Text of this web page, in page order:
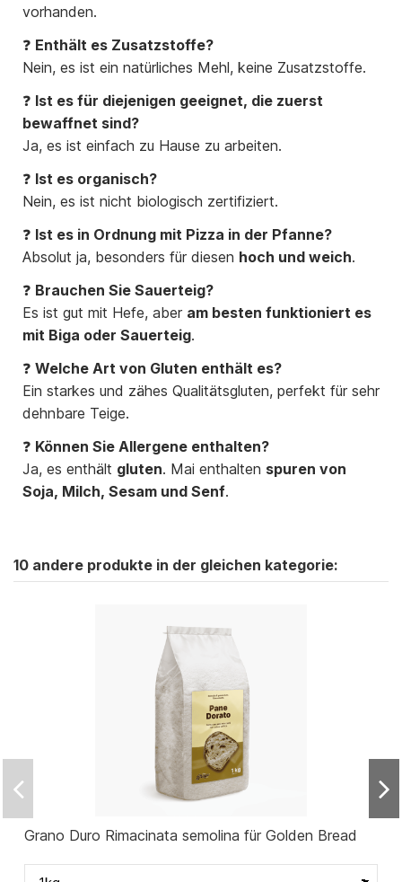
vorhanden.
❓ Enthält es Zusatzstoffe?
Nein, es ist ein natürliches Mehl, keine Zusatzstoffe.
❓ Ist es für diejenigen geeignet, die zuerst
bewaffnet sind?
Ja, es ist einfach zu Hause zu arbeiten.
❓ Ist es organisch?
Nein, es ist nicht biologisch zertifiziert.
❓ Ist es in Ordnung mit Pizza in der Pfanne?
Absolut ja, besonders für diesen hoch und weich.
❓ Brauchen Sie Sauerteig?
Es ist gut mit Hefe, aber am besten funktioniert es
mit Biga oder Sauerteig.
❓ Welche Art von Gluten enthält es?
Ein starkes und zähes Qualitätsgluten, perfekt für sehr
dehnbare Teige.
❓ Können Sie Allergene enthalten?
Ja, es enthält gluten. Mai enthalten spuren von
Soja, Milch, Sesam und Senf.
10 andere produkte in der gleichen kategorie:
Grano Duro Rimacinata semolina für Golden Bread